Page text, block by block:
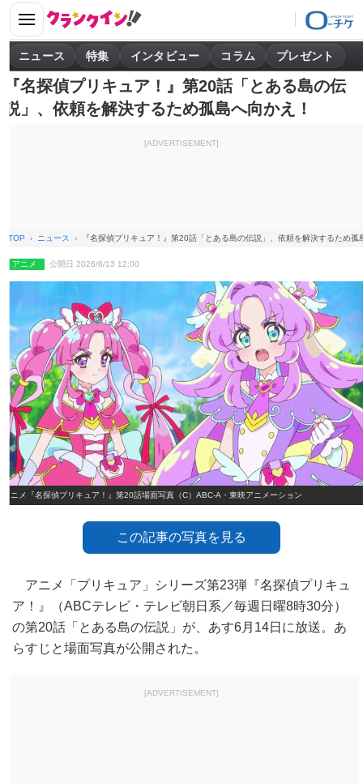
ニュース 特集 インタビュー コラム プレゼント
『名探偵プリキュア！』第20話「とある島の伝
説」、依頼を解決するため孤島へ向かえ！
[ADVERTISEMENT]
TOP ニュース 『名探偵プリキュア！』第20話「とある島の伝説」、依頼を解決するため孤
アニメ 公開日 2026/6/13 12:00
アニメ『名探偵プリキュア！』第20話場面写真（C）ABC‐A・東映アニメーション
この記事の写真を見る
アニメ「プリキュア」シリーズ第23弾『名探偵プリキュ
ア！』（ABCテレビ・テレビ朝日系／毎週日曜8時30分）
の第20話「とある島の伝説」が、あす6月14日に放送。あ
らすじと場面写真が公開された。
[ADVERTISEMENT]